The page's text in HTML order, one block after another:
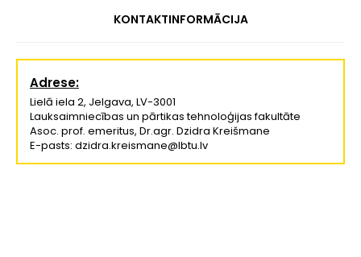
KONTAKTINFORMĀCIJA
Adrese:
Lielā iela 2, Jelgava, LV-3001
Lauksaimniecības un pārtikas tehnoloģijas fakultāte
Asoc. prof. emeritus, Dr.agr. Dzidra Kreišmane
E-pasts: dzidra.kreismane@lbtu.lv